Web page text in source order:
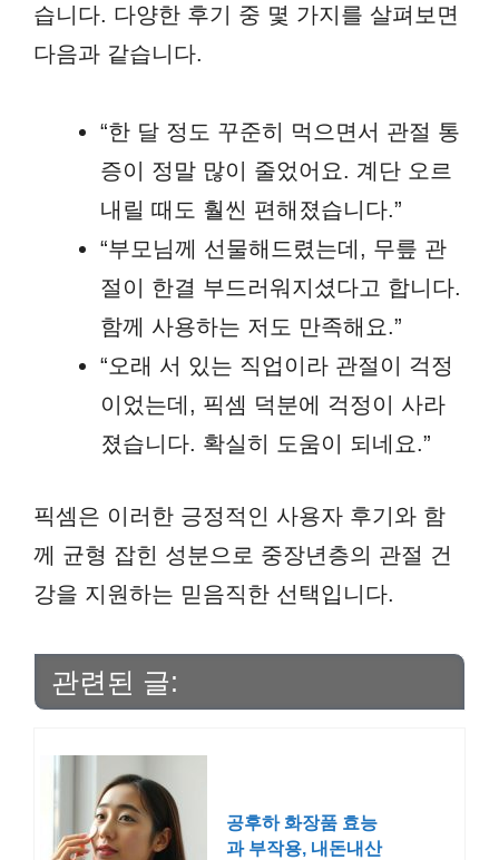
습니다. 다양한 후기 중 몇 가지를 살펴보면
다음과 같습니다.
“한 달 정도 꾸준히 먹으면서 관절 통
증이 정말 많이 줄었어요. 계단 오르
내릴 때도 훨씬 편해졌습니다.”
“부모님께 선물해드렸는데, 무릎 관
절이 한결 부드러워지셨다고 합니다.
함께 사용하는 저도 만족해요.”
“오래 서 있는 직업이라 관절이 걱정
이었는데, 픽셈 덕분에 걱정이 사라
졌습니다. 확실히 도움이 되네요.”
픽셈은 이러한 긍정적인 사용자 후기와 함
께 균형 잡힌 성분으로 중장년층의 관절 건
강을 지원하는 믿음직한 선택입니다.
관련된 글:
공후하 화장품 효능
과 부작용, 내돈내산